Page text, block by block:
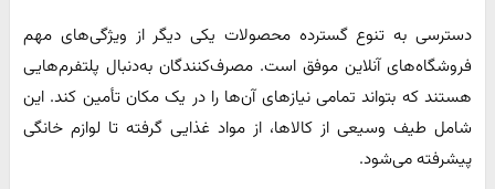
دسترسی به تنوع گسترده محصولات یکی دیگر از ویژگی‌های مهم
فروشگاه‌های آنلاین موفق است. مصرف‌کنندگان به‌دنبال پلتفرم‌هایی
هستند که بتواند تمامی نیازهای آن‌ها را در یک مکان تأمین کند. این
شامل طیف وسیعی از کالاها، از مواد غذایی گرفته تا لوازم خانگی
پیشرفته می‌شود.